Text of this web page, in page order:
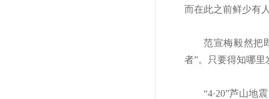
而在此之前鲜少有
范宣梅毅然把
者”。只要得知哪
“4·20”芦山地